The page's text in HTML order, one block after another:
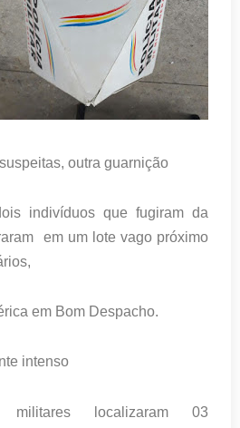
outra guarnição
indivíduos que fugiram da
em um lote vago próximo
em Bom Despacho.
intenso
militares localizaram 03